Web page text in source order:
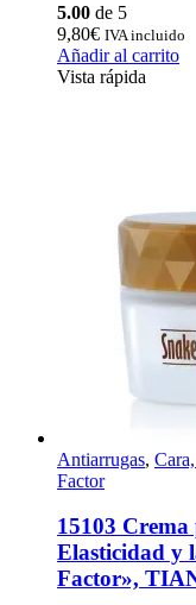
5.00 de 5
9,80€ IVA incluido
Añadir al carrito
Vista rápida
Antiarrugas,
Factor
15103
Elasticidad y
Factor»,